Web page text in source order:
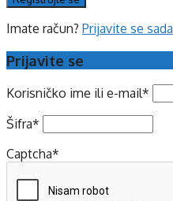
Imate račun? Prijavite se sada
Prijavite se
Korisničko ime ili e-mail*
Šifra*
Captcha*